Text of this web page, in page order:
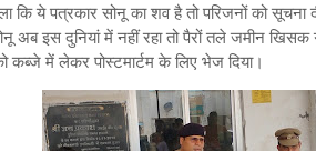
कि ये पत्रकार सोनू का शव है तो परिजनों को
अब इस दुनियां में नहीं रहा तो पैरों तले जमीन
कब्जे में लेकर पोस्टमार्टम के लिए भेज दिया।